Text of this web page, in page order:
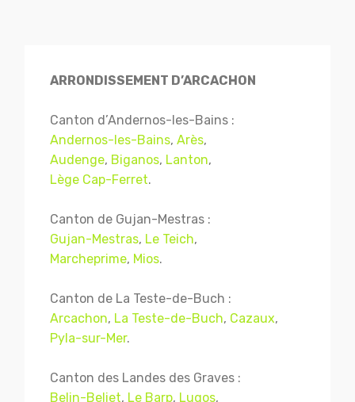
ARRONDISSEMENT D’ARCACHON
Canton d’Andernos-les-Bains :
Andernos-les-Bains, Arès,
Audenge, Biganos, Lanton,
Lège Cap-Ferret.
Canton de Gujan-Mestras :
Gujan-Mestras, Le Teich,
Marcheprime, Mios.
Canton de La Teste-de-Buch :
Arcachon, La Teste-de-Buch, Cazaux,
Pyla-sur-Mer.
Canton des Landes des Graves :
Belin-Beliet, Le Barp, Lugos,